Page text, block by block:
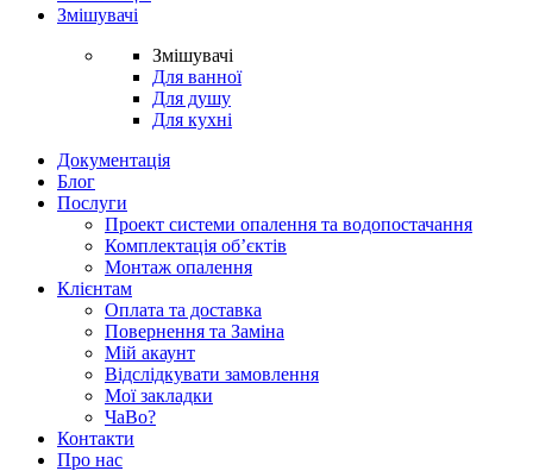
Змішувачі
Змішувачі
Для ванної
Для душу
Для кухні
Документація
Блог
Послуги
Проект системи опалення та водопостачання
Комплектація об’єктів
Монтаж опалення
Клієнтам
Оплата та доставка
Повернення та Заміна
Мій акаунт
Відслідкувати замовлення
Мої закладки
ЧаВо?
Контакти
Про нас